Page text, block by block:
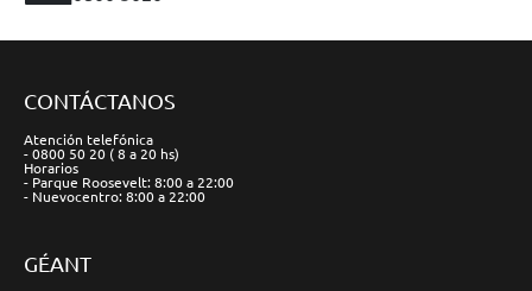
CONTÁCTANOS
Atención telefónica
- 0800 50 20 ( 8 a 20 hs)
Horarios
- Parque Roosevelt: 8:00 a 22:00
- Nuevocentro: 8:00 a 22:00
GÉANT